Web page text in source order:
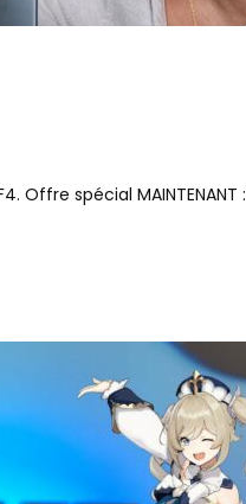
Offre spécial MAINTENANT :